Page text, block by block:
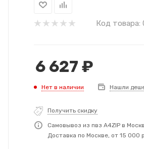
Код товара:
6 627 ₽
Нет в наличии Нашли
Получить скидку
Самовывоз из пвз A4ZIP в
Доставка по Москве, от 15 000